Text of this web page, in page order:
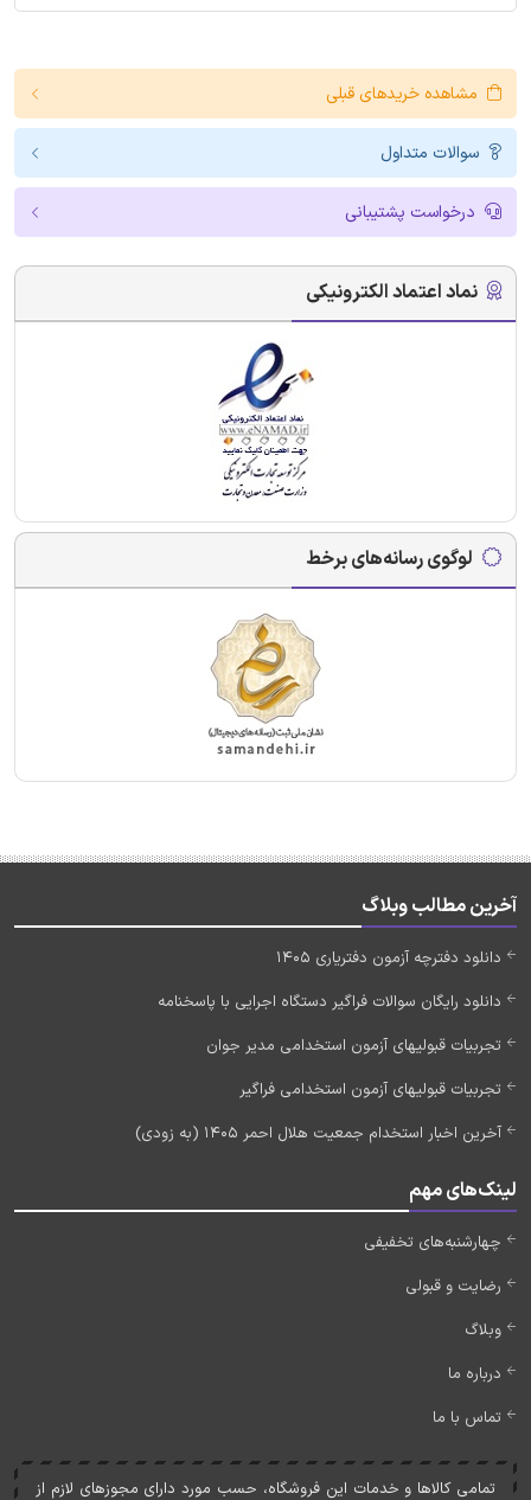
مشاهده خریدهای قبلی
سوالات متداول
درخواست پشتیبانی
نماد اعتماد الکترونیکی
لوگوی رسانه‌های برخط
آخرین مطالب وبلاگ
دانلود دفترچه آزمون دفتریاری 1405
دانلود رایگان سوالات فراگیر دستگاه اجرایی با پاسخنامه
تجربیات قبولیهای آزمون استخدامی مدیر جوان
تجربیات قبولیهای آزمون استخدامی فراگیر
آخرین اخبار استخدام جمعیت هلال احمر 1405 (به زودی)
لینک‌های مهم
چهارشنبه‌های تخفیفی
رضایت و قبولی
وبلاگ
درباره ما
تماس با ما
تمامی کالاها و خدمات اين فروشگاه، حسب مورد دارای مجوزهای لازم از